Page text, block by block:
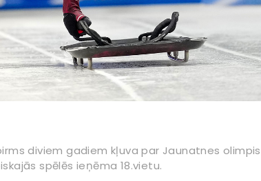
diviem gadiem kļuva par Jaunatnes
spēlēs ieņēma 18.vietu.